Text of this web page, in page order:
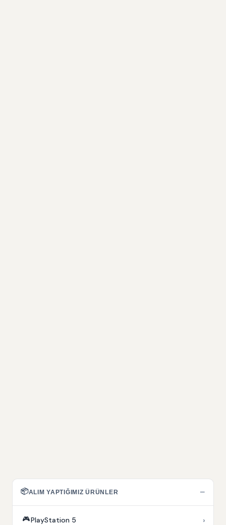
📦ALIM YAPTIĞIMIZ ÜRÜNLER −
🎮PlayStation 5 ›